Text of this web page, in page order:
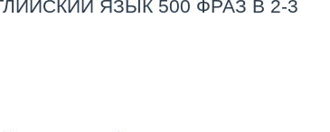
ЯЗЫК 500 ФРАЗ В 2-3